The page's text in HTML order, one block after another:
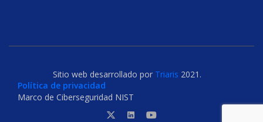
Sitio web desarrollado por Triaris 2021.
Política de privacidad
Marco de Ciberseguridad NIST